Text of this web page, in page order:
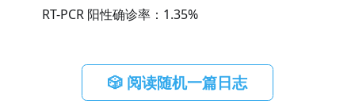
RT-PCR 阳性确诊率： 1.35%
🎲 阅读随机一篇日志